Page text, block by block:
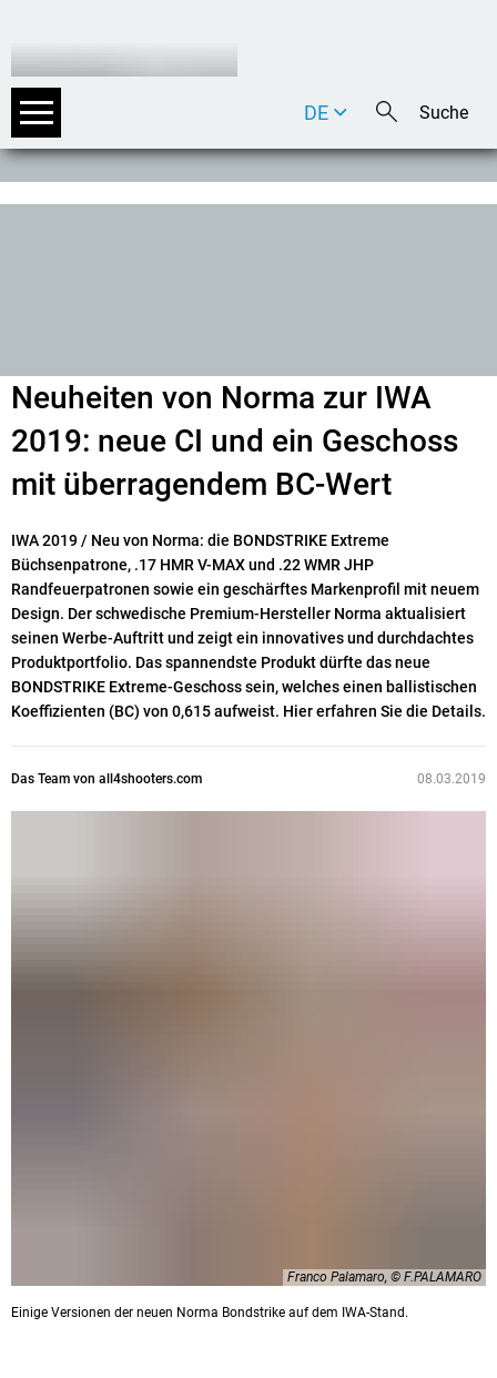
DE
EN
Neuheiten von Norma zur IWA
2019: neue CI und ein Geschoss
mit überragendem BC-Wert
IWA 2019 / Neu von Norma: die BONDSTRIKE Extreme
Büchsenpatrone, .17 HMR V-MAX und .22 WMR JHP
Randfeuerpatronen sowie ein geschärftes Markenprofil mit neuem
Design. Der schwedische Premium-Hersteller Norma aktualisiert
seinen Werbe-Auftritt und zeigt ein innovatives und durchdachtes
Produktportfolio. Das spannendste Produkt dürfte das neue
BONDSTRIKE Extreme-Geschoss sein, welches einen ballistischen
Koeffizienten (BC) von 0,615 aufweist. Hier erfahren Sie die Details.
Das Team von all4shooters.com 08.03.2019
Franco Palamaro, © F.PALAMARO
Einige Versionen der neuen Norma Bondstrike auf dem IWA-Stand.